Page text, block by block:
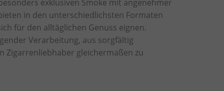
exklusiven Smoke mit angenehmer
in den unterschiedlichsten Formaten
für den alltäglichen Genuss eignen.
Verarbeitung, aus sorgfältig
Zigarrenliebhaber gleichermaßen zu